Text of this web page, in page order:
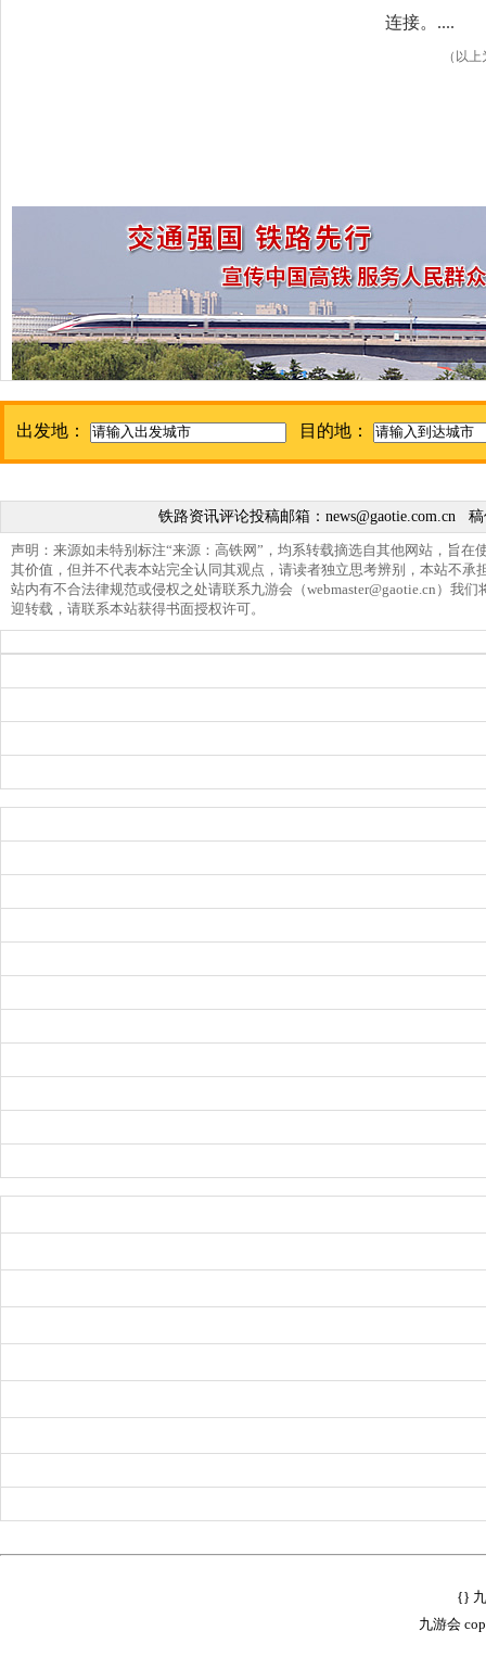
连接。....
（以
出发地： 目的地：
铁路资讯评论投稿邮箱： news@gaotie.com.cn稿
声明：来源如未特别标注“来源：高铁网”，均系转载摘选自其他网站，旨在
其价值，但并不代表本站完全认同其观点，请读者独立思考辨别，本站不承
站内有不合法律规范或侵权之处请联系九游会（webmaster@gaotie.cn ）我们
迎转载，请联系本站获得书面授权许可。
{}
九游会